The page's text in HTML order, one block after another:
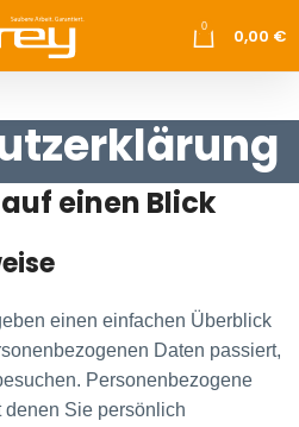
0 0,00 €
einen Blick
einen einfachen Überblick
Daten passiert,
Personenbezogene
denen Sie persönlich